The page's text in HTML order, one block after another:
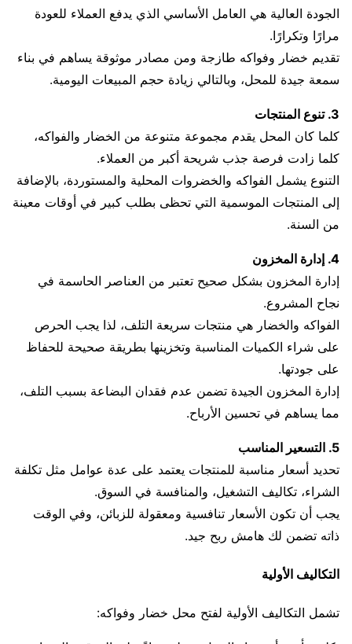
الجودة العالية هي العامل الأساسي الذي يدفع العملاء للعودة
مرارًا وتكرارًا.
تقديم خضار وفواكه طازجة ومن مصادر موثوقة يساهم في بناء
سمعة جيدة للمحل، وبالتالي زيادة حجم المبيعات اليومية.
3. تنوع المنتجات
كلما كان المحل يقدم مجموعة متنوعة من الخضار والفواكه،
كلما زادت فرصة جذب شريحة أكبر من العملاء.
التنوع يشمل الفواكه والخضروات المحلية والمستوردة، بالإضافة
إلى المنتجات الموسمية التي تحظى بطلب كبير في أوقات معينة
من السنة.
4. إدارة المخزون
إدارة المخزون بشكل صحيح تعتبر من العناصر الحاسمة في
نجاح المشروع.
الفواكه والخضار هي منتجات سريعة التلف، لذا يجب الحرص
على شراء الكميات المناسبة وتخزينها بطريقة صحيحة للحفاظ
على جودتها.
إدارة المخزون الجيدة تضمن عدم فقدان البضاعة بسبب التلف،
مما يساهم في تحسين الأرباح.
5. التسعير المناسب
تحديد أسعار مناسبة للمنتجات يعتمد على عدة عوامل مثل تكلفة
الشراء، تكاليف التشغيل، والمنافسة في السوق.
يجب أن تكون الأسعار تنافسية ومعقولة للزبائن، وفي الوقت
ذاته تضمن لك هامش ربح جيد.
التكاليف الأولية
تشمل التكاليف الأولية لفتح محل خضار وفواكه: